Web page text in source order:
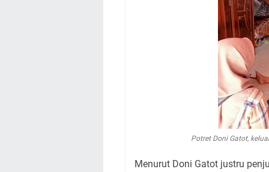
Potret Doni Gatot,
Menurut Doni Gatot justru